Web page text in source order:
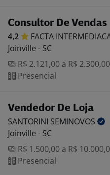
Consultor De Vendas
4,2 FACTA
Joinville - SC
R$ 2.121,00 a R$ 2.300,00
Presencial
Vendedor De Loja
SANTORINI SEMINOVOS
Joinville - SC
R$ 1.500,00 a R$
Presencial